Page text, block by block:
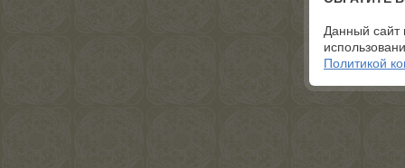
Данный сайт
Политикой